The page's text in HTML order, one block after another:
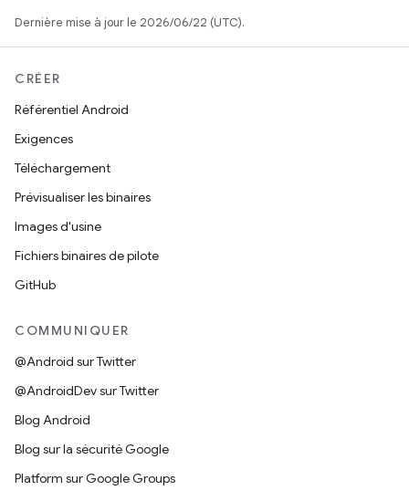
Dernière mise à jour le 2026/06/22 (UTC).
CRÉER
Référentiel Android
Exigences
Téléchargement
Prévisualiser les binaires
Images d'usine
Fichiers binaires de pilote
GitHub
COMMUNIQUER
@Android sur Twitter
@AndroidDev sur Twitter
Blog Android
Blog sur la sécurité Google
Platform sur Google Groups